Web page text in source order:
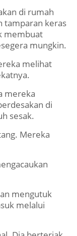
di rumah
tamparan keras
membuat
mungkin.
melihat
mereka
di
sesak.
Mereka
mengutuk
melalui